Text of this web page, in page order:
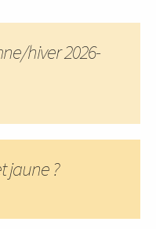
hiver 2026-
jaune ?